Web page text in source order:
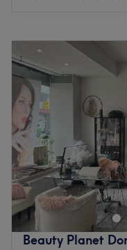
Dienstag
Mittwoch
Donnerstag
Freitag
Samstag
Sonntag
Nagelstudio in
Fußpflege, Gel Nägel
Perfekte Nägel für
Nagelstudio in
✅ Maniküre &
✅ Nail Art, French &
Beauty Planet